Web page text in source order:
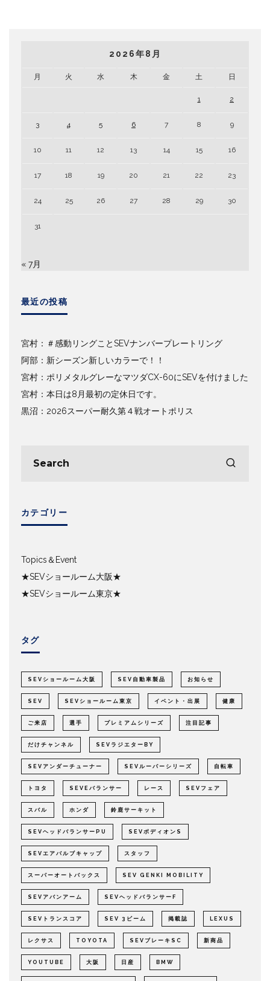
2026年8月
月 火 水 木 金 土 日
1 2
3 4 5 6 7 8 9
10 11 12 13 14 15 16
17 18 19 20 21 22 23
24 25 26 27 28 29 30
31
« 7月
最近の投稿
宮村：＃感動リングことSEVナンバープレートリング
阿部：新シーズン新しいカラーで！！
宮村：ポリメタルグレーなマツダCX-60にSEVを付けました
宮村：本日は8月最初の定休日です。
黒沼：2026スーパー耐久第４戦オートポリス
カテゴリー
Topics＆Event
★SEVショールーム大阪★
★SEVショールーム東京★
タグ
SEVショールーム大阪 SEV自動車製品 お知らせ
SEV SEVショールーム東京 イベント・出展 健康
ご来店 選手 プレミアムシリーズ 注目記事
だけチャンネル SEVラジエターBY
SEVアンダーチューナー SEVルーパーシリーズ 自転車
トヨタ SEVEバランサー レース SEVフェア
スバル ホンダ 鈴鹿サーキット
SEVヘッドバランサーPU SEVボディオンS
SEVエアバルブキャップ スタッフ
スーパーオートバックス SEV GENKI MOBILITY
SEVアバンアーム SEVヘッドバランサーF
SEVトランスコア SEV 3ビーム 掲載誌 LEXUS
レクサス TOYOTA SEVブレーキSC 新商品
YOUTUBE 大阪 日産 BMW